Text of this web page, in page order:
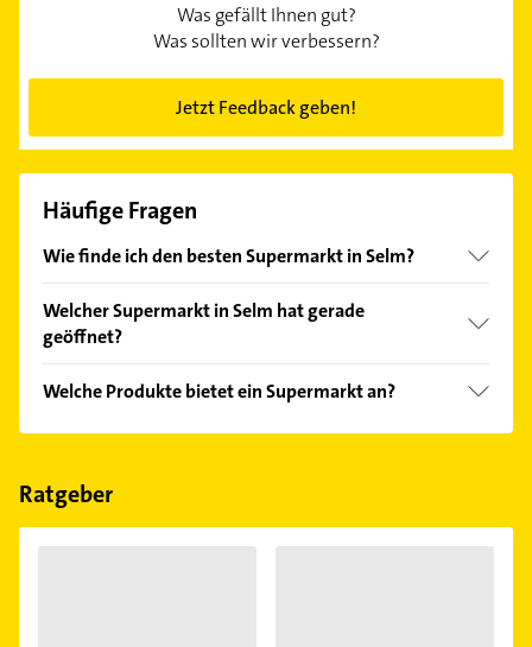
Was gefällt Ihnen gut?
Was sollten wir verbessern?
Jetzt Feedback geben!
Häufige Fragen
Wie finde ich den besten Supermarkt in Selm?
Kundenmeinungen und profitieren Sie von den
Empfehlungen. Die Suchergebnisse können Sie sich
Welcher Supermarkt in Selm hat gerade
geöffnet?
Bitte beachten Sie, dass diese an Sonn- und
Feiertagen abweichen können.
Welche Produkte bietet ein Supermarkt an?
Das Angebot umfasst unter anderem Genussmittel
Ratgeber